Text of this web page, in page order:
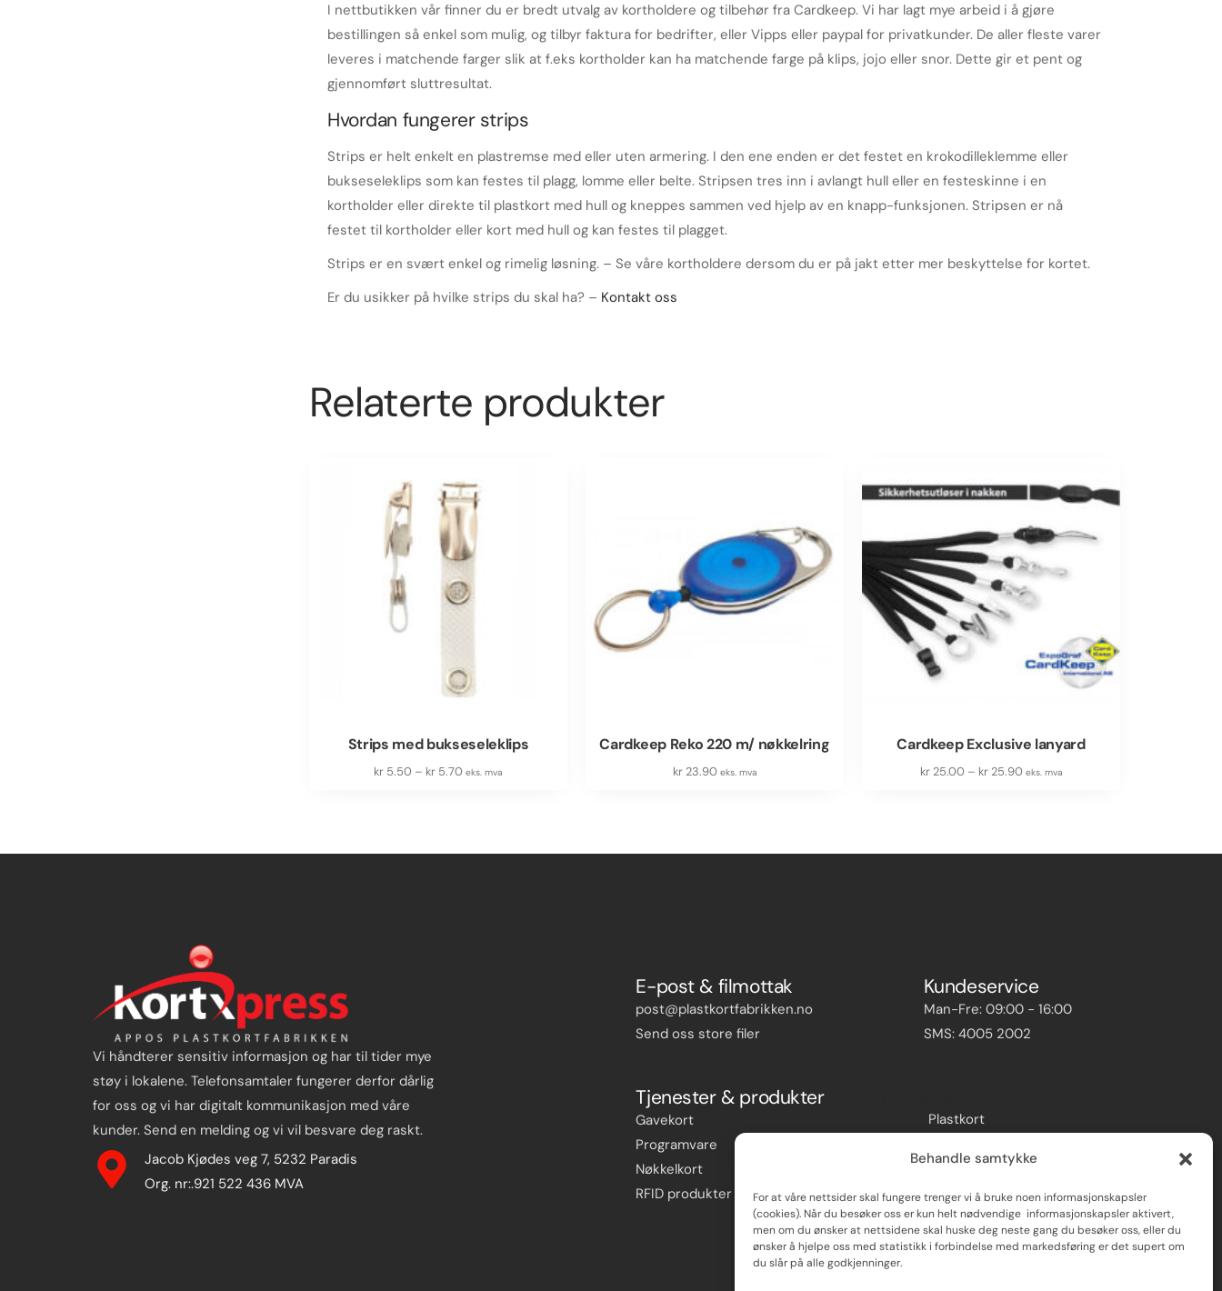
Behandle samtykke
For at våre nettsider skal fungere trenger vi å bruke noen informasjonskapsler
(cookies). Når du besøker oss er kun helt nødvendige informasjonskapsler aktivert,
men om du ønsker at nettsidene skal huske deg neste gang du besøker oss, eller du
ønsker å hjelpe oss med statistikk i forbindelse med markedsføring er det supert om
du slår på alle godkjenninger.
I nettbutikken vår finner du er bredt utvalg av kortholdere og tilbehør fra Cardkeep. Vi har lagt mye arbeid i å gjøre
bestillingen så enkel som mulig, og tilbyr faktura for bedrifter, eller Vipps eller paypal for privatkunder. De aller fleste varer
leveres i matchende farger slik at f.eks kortholder kan ha matchende farge på klips, jojo eller snor. Dette gir et pent og
gjennomført sluttresultat.
Hvordan fungerer strips
Strips er helt enkelt en plastremse med eller uten armering. I den ene enden er det festet en krokodilleklemme eller
bukseseleklips som kan festes til plagg, lomme eller belte. Stripsen tres inn i avlangt hull eller en festeskinne i en
kortholder eller direkte til plastkort med hull og kneppes sammen ved hjelp av en knapp-funksjonen. Stripsen er nå
festet til kortholder eller kort med hull og kan festes til plagget.
Strips er en svært enkel og rimelig løsning. – Se våre kortholdere dersom du er på jakt etter mer beskyttelse for kortet.
Er du usikker på hvilke strips du skal ha? – Kontakt oss
Relaterte produkter
Strips med bukseseleklips
kr 5.50 – kr 5.70 eks. mva
Cardkeep Reko 220 m/ nøkkelring
kr23.90 eks. mva
Cardkeep Exclusive lanyard
kr25.00 – kr25.90 eks. mva
Vi håndterer sensitiv informasjon og har til tider mye
støy i lokalene. Telefonsamtaler fungerer derfor dårlig
for oss og vi har digitalt kommunikasjon med våre
kunder. Send en melding og vi vil besvare deg raskt.
Jacob Kjødes veg 7, 5232 Paradis
Org. nr:.921 522 436 MVA
E-post & filmottak
post@plastkortfabrikken.no
Send oss store filer
Kundeservice
Man-Fre: 09:00 - 16:00
SMS: 4005 2002
Tjenester & produkter
Gavekort
Programvare
Nøkkelkort
RFID produkter
Plastkort
Kortholdere
Designhjelp